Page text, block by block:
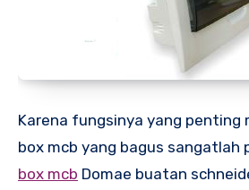
Karena fungsinya yang penting
box mcb yang bagus sangatlah
box mcb Domae buatan